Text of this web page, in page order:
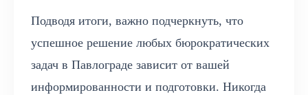
Подводя итоги, важно подчеркнуть, что
успешное решение любых бюрократических
задач в Павлограде зависит от вашей
информированности и подготовки. Никогда